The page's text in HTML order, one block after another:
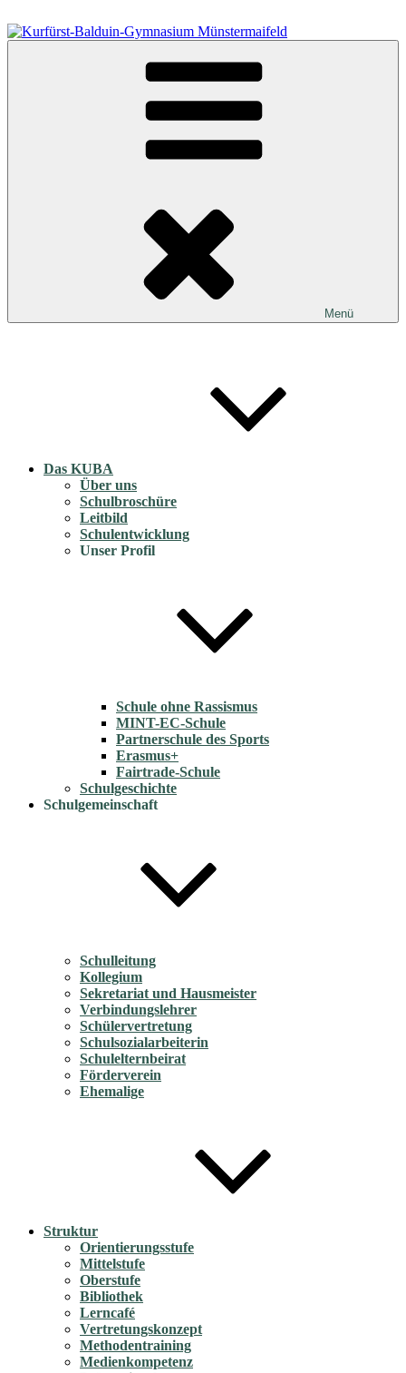
Inhalt
springen
Kurfürst-Balduin-Gymnasium Münstermaifeld
Menü
Das KUBA
Über uns
Schulbroschüre
Leitbild
Schulentwicklung
Unser Profil
Schule ohne Rassismus
MINT-EC-Schule
Partnerschule des Sports
Erasmus+
Fairtrade-Schule
Schulgeschichte
Schulgemeinschaft
Schulleitung
Kollegium
Sekretariat und Hausmeister
Verbindungslehrer
Schülervertretung
Schulsozialarbeiterin
Schulelternbeirat
Förderverein
Ehemalige
Struktur
Orientierungsstufe
Mittelstufe
Oberstufe
Bibliothek
Lerncafé
Vertretungskonzept
Methodentraining
Medienkompetenz